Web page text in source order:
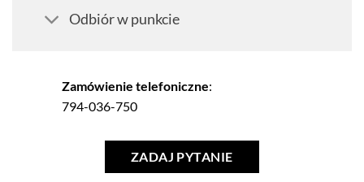
Odbiór w punkcie
Zamówienie telefoniczne:
794-036-750
ZADAJ PYTANIE